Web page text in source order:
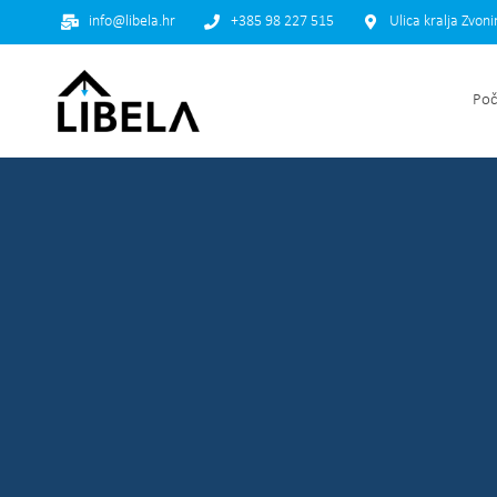
info@libela.hr +385 98 227 515 Ulica kralja